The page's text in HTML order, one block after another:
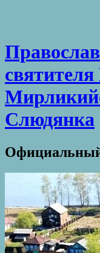
Слюдянка
Официальный